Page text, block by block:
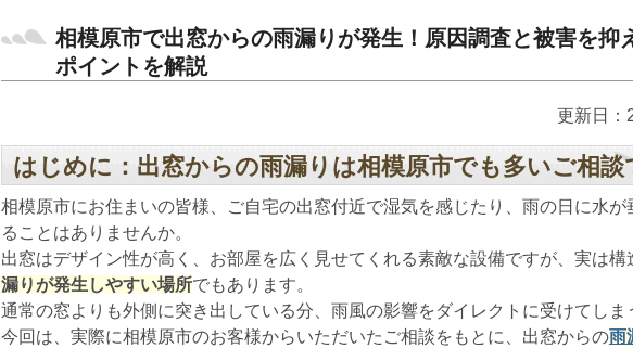
相模原市で出窓からの雨漏りが発生！原因調査と被害を抑
ポイントを解説
更新日：
はじめに：出窓からの雨漏りは相模原市でも多いご相談
相模原市にお住まいの皆様、ご自宅の出窓付近で湿気を感じたり、雨の日に水が
ることはありませんか。
出窓はデザイン性が高く、お部屋を広く見せてくれる素敵な設備ですが、実は構
漏りが発生しやすい場所でもあります。
通常の窓よりも外側に突き出している分、雨風の影響をダイレクトに受けてしま
今回は、実際に相模原市のお客様からいただいたご相談をもとに、出窓からの雨